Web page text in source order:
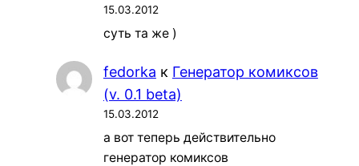
15.03.2012
суть та же )
fedorka к Генератор комиксов
(v. 0.1 beta)
15.03.2012
а вот теперь действительно
генератор комиксов